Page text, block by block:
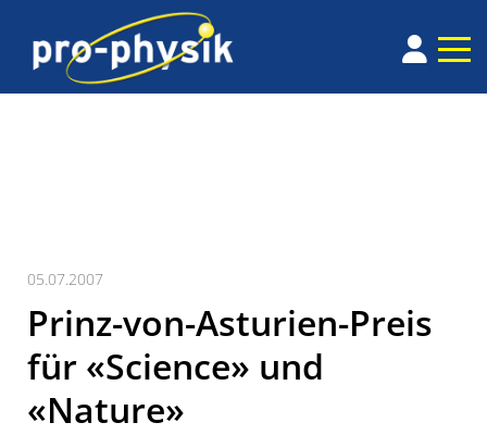
05.07.2007
Prinz-von-Asturien-Preis
für «Science» und
«Nature»